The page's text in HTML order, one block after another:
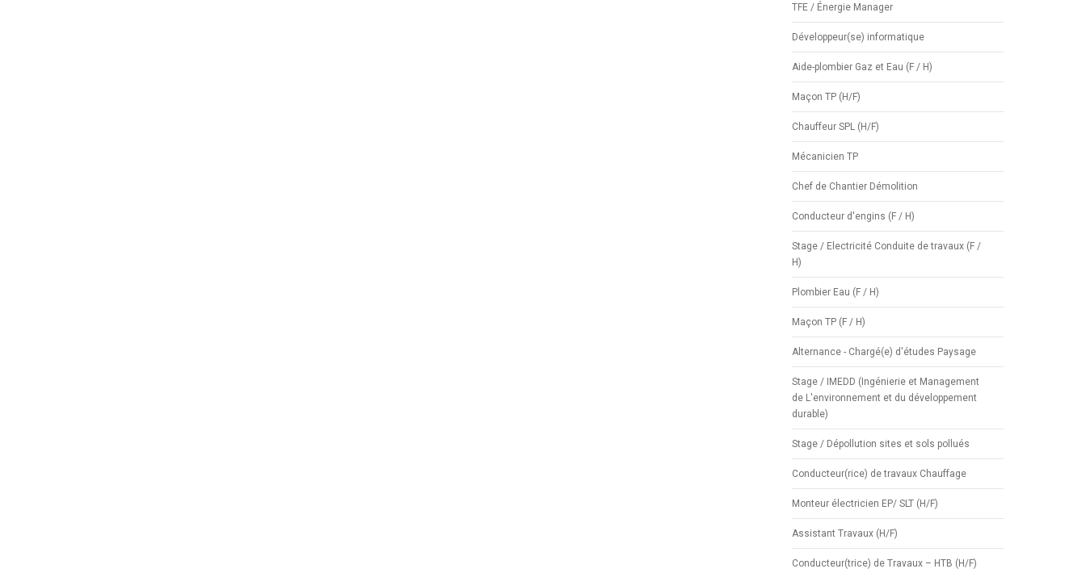
TFE / Énergie Manager
Développeur(se) informatique
Aide-plombier Gaz et Eau (F / H)
Maçon TP (H/F)
Chauffeur SPL (H/F)
Mécanicien TP
Chef de Chantier Démolition
Conducteur d'engins (F / H)
Stage / Electricité Conduite de travaux (F /
H)
Plombier Eau (F / H)
Maçon TP (F / H)
Alternance - Chargé(e) d'études Paysage
Stage / IMEDD (Ingénierie et Management
de L'environnement et du développement
durable)
Stage / Dépollution sites et sols pollués
Conducteur(rice) de travaux Chauffage
Monteur électricien EP/ SLT (H/F)
Assistant Travaux (H/F)
Conducteur(trice) de Travaux – HTB (H/F)